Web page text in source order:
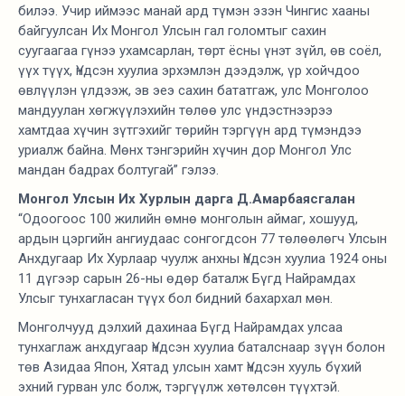
билээ. Учир иймээс манай ард түмэн эзэн Чингис хааны
байгуулсан Их Монгол Улсын гал голомтыг сахин
суугаагаа гүнээ ухамсарлан, төрт ёсны үнэт зүйл, өв соёл,
үүх түүх, Үндсэн хуулиа эрхэмлэн дээдэлж, үр хойчдоо
өвлүүлэн үлдээж, эв эеэ сахин бататгаж, улс Монголоо
мандуулан хөгжүүлэхийн төлөө улс үндэстнээрээ
хамтдаа хүчин зүтгэхийг төрийн тэргүүн ард түмэндээ
уриалж байна. Мөнх тэнгэрийн хүчин дор Монгол Улс
мандан бадрах болтугай” гэлээ.
Монгол Улсын Их Хурлын дарга Д.Амарбаясгалан
“Одоогоос 100 жилийн өмнө монголын аймаг, хошууд,
ардын цэргийн ангиудаас сонгогдсон 77 төлөөлөгч Улсын
Анхдугаар Их Хурлаар чуулж анхны Үндсэн хуулиа 1924 оны
11 дүгээр сарын 26-ны өдөр баталж Бүгд Найрамдах
Улсыг тунхагласан түүх бол бидний бахархал мөн.
Монголчууд дэлхий дахинаа Бүгд Найрамдах улсаа
тунхаглаж анхдугаар Үндсэн хуулиа баталснаар зүүн болон
төв Азидаа Япон, Хятад улсын хамт Үндсэн хууль бүхий
эхний гурван улс болж, тэргүүлж хөтөлсөн түүхтэй.